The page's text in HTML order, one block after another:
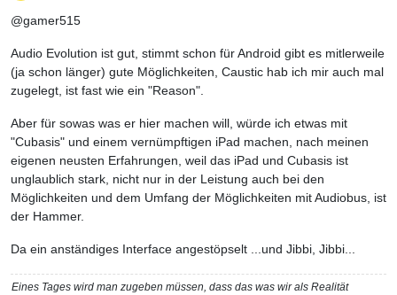
@gamer515
Audio Evolution ist gut, stimmt schon für Android gibt es mitlerweile
(ja schon länger) gute Möglichkeiten, Caustic hab ich mir auch mal
zugelegt, ist fast wie ein "Reason".
Aber für sowas was er hier machen will, würde ich etwas mit
"Cubasis" und einem vernümpftigen iPad machen, nach meinen
eigenen neusten Erfahrungen, weil das iPad und Cubasis ist
unglaublich stark, nicht nur in der Leistung auch bei den
Möglichkeiten und dem Umfang der Möglichkeiten mit Audiobus, ist
der Hammer.
Da ein anständiges Interface angestöpselt ...und Jibbi, Jibbi...
Eines Tages wird man zugeben müssen, dass das was wir als Realität